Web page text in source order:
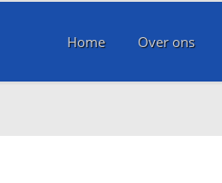
Home Over ons